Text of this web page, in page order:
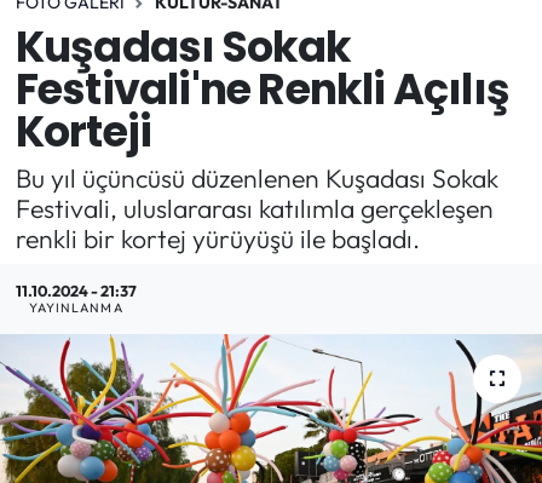
Kuşadası Sokak
Festivali'ne Renkli Açılış
Korteji
Bu yıl üçüncüsü düzenlenen Kuşadası Sokak
Festivali, uluslararası katılımla gerçekleşen
renkli bir kortej yürüyüşü ile başladı.
11.10.2024 - 21:37
YAYINLANMA